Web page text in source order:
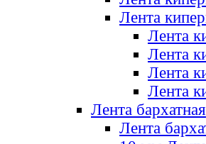
Лента
Лента
Лента
Лента
Лента
Лента бархатная
Лента